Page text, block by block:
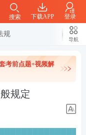
下载APP 登录
搜索
规
导航
考前点题+视频解
规定